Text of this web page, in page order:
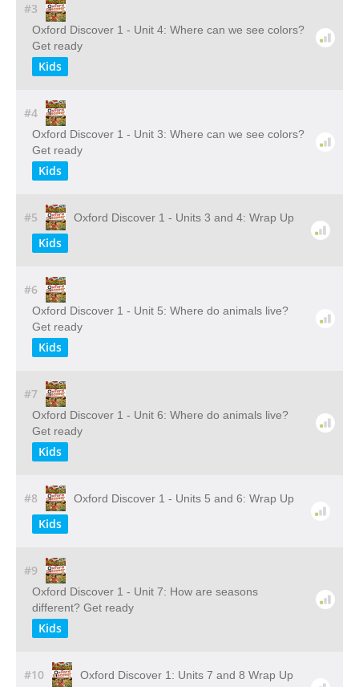
#3
Oxford Discover 1 - Unit 4: Where can we see colors?
Get ready
Kids
#4
Oxford Discover 1 - Unit 3: Where can we see colors?
Get ready
Kids
#5 Oxford Discover 1 - Units 3 and 4: Wrap Up
Kids
#6
Oxford Discover 1 - Unit 5: Where do animals live?
Get ready
Kids
#7
Oxford Discover 1 - Unit 6: Where do animals live?
Get ready
Kids
#8 Oxford Discover 1 - Units 5 and 6: Wrap Up
Kids
#9
Oxford Discover 1 - Unit 7: How are seasons
different? Get ready
Kids
#10 Oxford Discover 1: Units 7 and 8 Wrap Up